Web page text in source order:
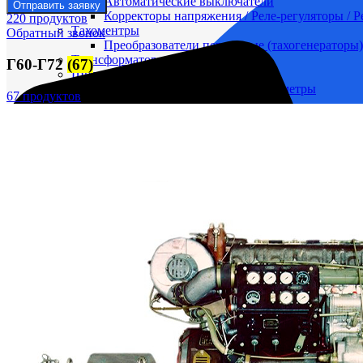
Корректоры напряжения / Реле-регуляторы
Тахоментры
Преобразователи первичные (тахогенераторы)
Трансформаторы
Щитовые приборы
Ампервольтметры / Вольтамперметры
Амперметры
М400 (401), М500, М756 ("Звезда")
Светильники судовые
Сигнализация и автоматика
Судовая запорная арматура
Фильтры и фильтроэлементы
Отправить заявку
Обратный звонок
220 продуктов
Г60-Г72 (67)
67 продуктов